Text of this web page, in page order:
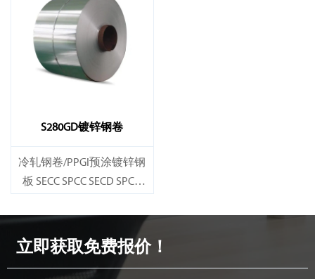
S280GD镀锌钢卷
冷轧钢卷/PPGI预涂镀锌钢
板 SECC SPCC SECD SPCD
立即获取免费报价！